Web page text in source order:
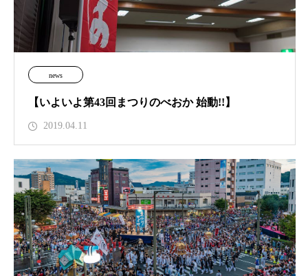
news
【いよいよ第43回まつりのべおか 始動!!】
2019.04.11